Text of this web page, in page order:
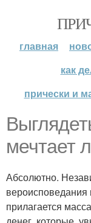
главная
как
прически и
мечтает
Абсолютно.
вероисповедания
прилагается